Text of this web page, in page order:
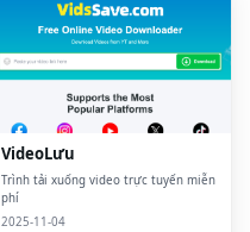
VideoLưu
Trình tải xuống video trực tuyến miễn
phí
2025-11-04